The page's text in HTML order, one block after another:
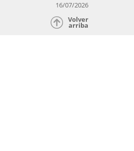
16/07/2026
Volver
arriba